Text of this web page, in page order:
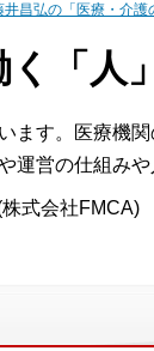
井昌弘の「医療・介護
「人」
ます。医療機
運営の仕組み
式会社FMCA)